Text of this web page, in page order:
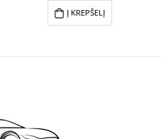
Į KREPŠELĮ